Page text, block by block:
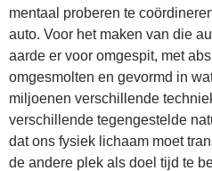
mentaal proberen te
auto. Voor het maken van die
aarde er voor omgespit, met
omgesmolten en gevormd in
miljoenen verschillende
verschillende tegengestelde
dat ons fysiek lichaam moet
de andere plek als doel tijd te